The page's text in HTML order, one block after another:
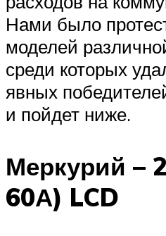
Нами было
моделей
среди которых
явных
и пойдет ниже.
Меркурий –
60А) LCD